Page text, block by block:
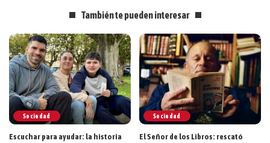
También te pueden interesar
Sociedad
Escuchar para ayudar: la historia
Sociedad
El Señor de los Libros: rescató